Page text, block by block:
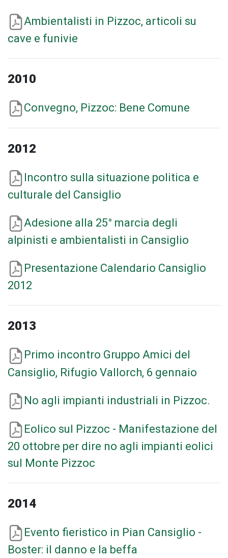
Ambientalisti in Pizzoc, articoli su
cave e funivie
2010
Convegno, Pizzoc: Bene Comune
2012
Incontro sulla situazione politica e
culturale del Cansiglio
Adesione alla 25° marcia degli
alpinisti e ambientalisti in Cansiglio
Presentazione Calendario Cansiglio
2012
2013
Primo incontro Gruppo Amici del
Cansiglio, Rifugio Vallorch, 6 gennaio
No agli impianti industriali in Pizzoc.
Eolico sul Pizzoc - Manifestazione del
20 ottobre per dire no agli impianti eolici
sul Monte Pizzoc
2014
Evento fieristico in Pian Cansiglio -
Boster: il danno e la beffa